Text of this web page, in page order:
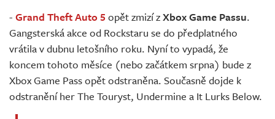
- Grand Theft Auto 5 opět zmizí zXbox Game Passu.
Gangsterská akce od Rockstaru se do předplatného
vrátila v dubnu letošního roku. Nyní to vypadá, že
koncem tohoto měsíce (nebo začátkem srpna) bude z
Xbox Game Pass opět odstraněna. Současně dojde k
odstranění her The Touryst, Undermine a It Lurks Below.